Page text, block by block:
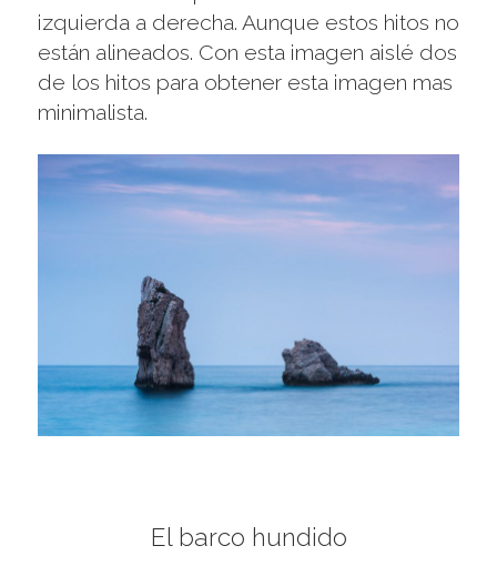
izquierda a derecha. Aunque estos hitos no
están alineados. Con esta imagen aislé dos
de los hitos para obtener esta imagen mas
minimalista.
El barco hundido